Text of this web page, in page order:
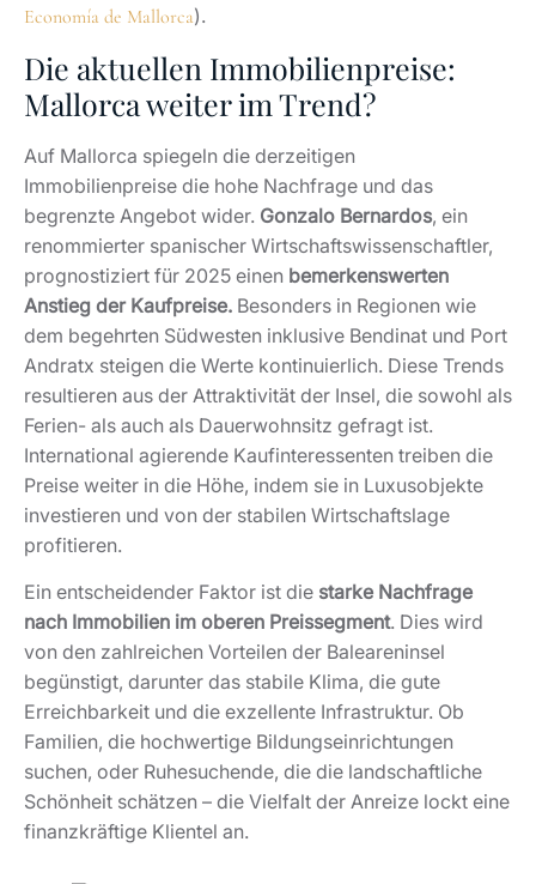
Economía de Mallorca).
Die aktuellen Immobilienpreise:
Mallorca weiter im Trend?
Auf Mallorca spiegeln die derzeitigen
Immobilienpreise die hohe Nachfrage und das
begrenzte Angebot wider. Gonzalo Bernardos, ein
renommierter spanischer Wirtschaftswissenschaftler,
prognostiziert für 2025 einen bemerkenswerten
Anstieg der Kaufpreise. Besonders in Regionen wie
dem begehrten Südwesten inklusive Bendinat und Port
Andratx steigen die Werte kontinuierlich. Diese Trends
resultieren aus der Attraktivität der Insel, die sowohl als
Ferien- als auch als Dauerwohnsitz gefragt ist.
International agierende Kaufinteressenten treiben die
Preise weiter in die Höhe, indem sie in Luxusobjekte
investieren und von der stabilen Wirtschaftslage
profitieren.
Ein entscheidender Faktor ist die starke Nachfrage
nach Immobilien im oberen Preissegment. Dies wird
von den zahlreichen Vorteilen der Baleareninsel
begünstigt, darunter das stabile Klima, die gute
Erreichbarkeit und die exzellente Infrastruktur. Ob
Familien, die hochwertige Bildungseinrichtungen
suchen, oder Ruhesuchende, die die landschaftliche
Schönheit schätzen – die Vielfalt der Anreize lockt eine
finanzkräftige Klientel an.